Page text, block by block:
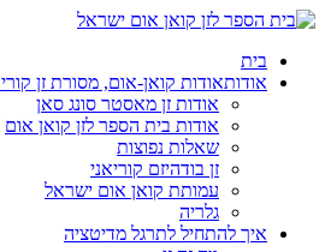
בית
אודותאודות קואן-אום, מסורת זן
אודות זן מאסטר סונג סאן
אודות בית הספר לזן קואן אום
שאלות נפוצות
זן בודהיזם קוריאני
עמותת קואן אום ישראל
גלריה
איך להתחיל לתרגל מדיטציה